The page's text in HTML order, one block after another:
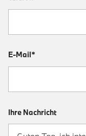
E-Mail*
Ihre Nachricht